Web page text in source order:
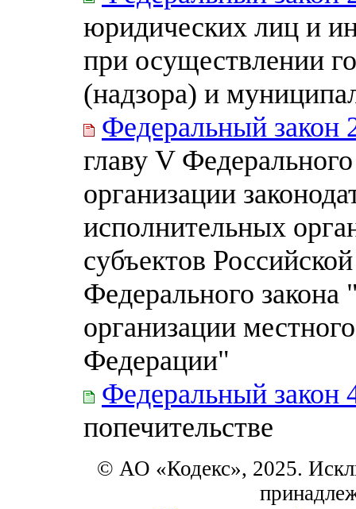
юридических лиц и
при осуществлении
(надзора) и
Федеральный закон
главу V
организации
исполнительных
субъектов
Федерального
организации
Федерации"
Федеральный закон
попечительстве
© АО «Кодекс», 2025.